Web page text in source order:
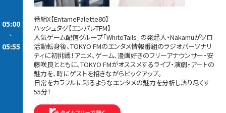
05:00
-
05:55
番組X【EntamePalette80】
ハッシュタグ【エンパレTFM】
人気ゲーム配信グループ「WhiteTails」の発起人・Nakamuがソロ
活動転身後、TOKYO FMのエンタメ情報番組のラジオパーソナリ
ティに初挑戦！アニメ、ゲーム、漫画好きのフリーアナウンサー・安
藤咲良とともに、TOKYO FMがオススメするライブ・演劇・アートの
魅力を、時にゲストを招きながらピックアップ。
日常をカラフルに彩るようなエンタメの魅力を分析し語り尽くす
55分！